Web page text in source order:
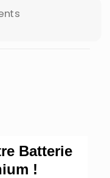
Batterie
!